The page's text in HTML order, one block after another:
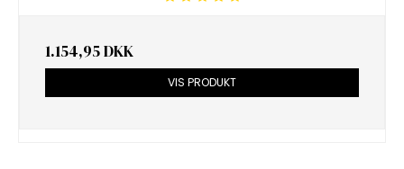
1.154,95 DKK
VIS PRODUKT